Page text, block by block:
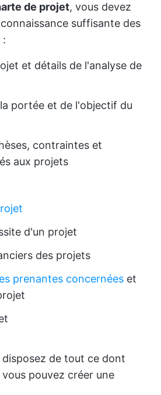
de projet, vous devez
suffisante des
:
et détails de l'analyse de
portée et de l'objectif du
contraintes et
aux projets
d'un projet
des projets
prenantes concernées et
de tout ce dont
pouvez créer une